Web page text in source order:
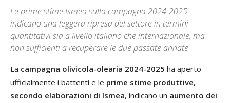
Le prime stime Ismea sulla campagna 2024-2025
indicano una leggera ripresa del settore in termini
quantitativi sia a livello italiano che internazionale, ma
non sufficienti a recuperare le due passate annate
La campagna olivicola-olearia 2024-2025 ha aperto
ufficialmente i battenti e le prime stime produttive,
secondo elaborazioni di Ismea, indicano un aumento dei